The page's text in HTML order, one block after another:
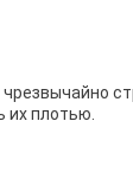
их плотью.